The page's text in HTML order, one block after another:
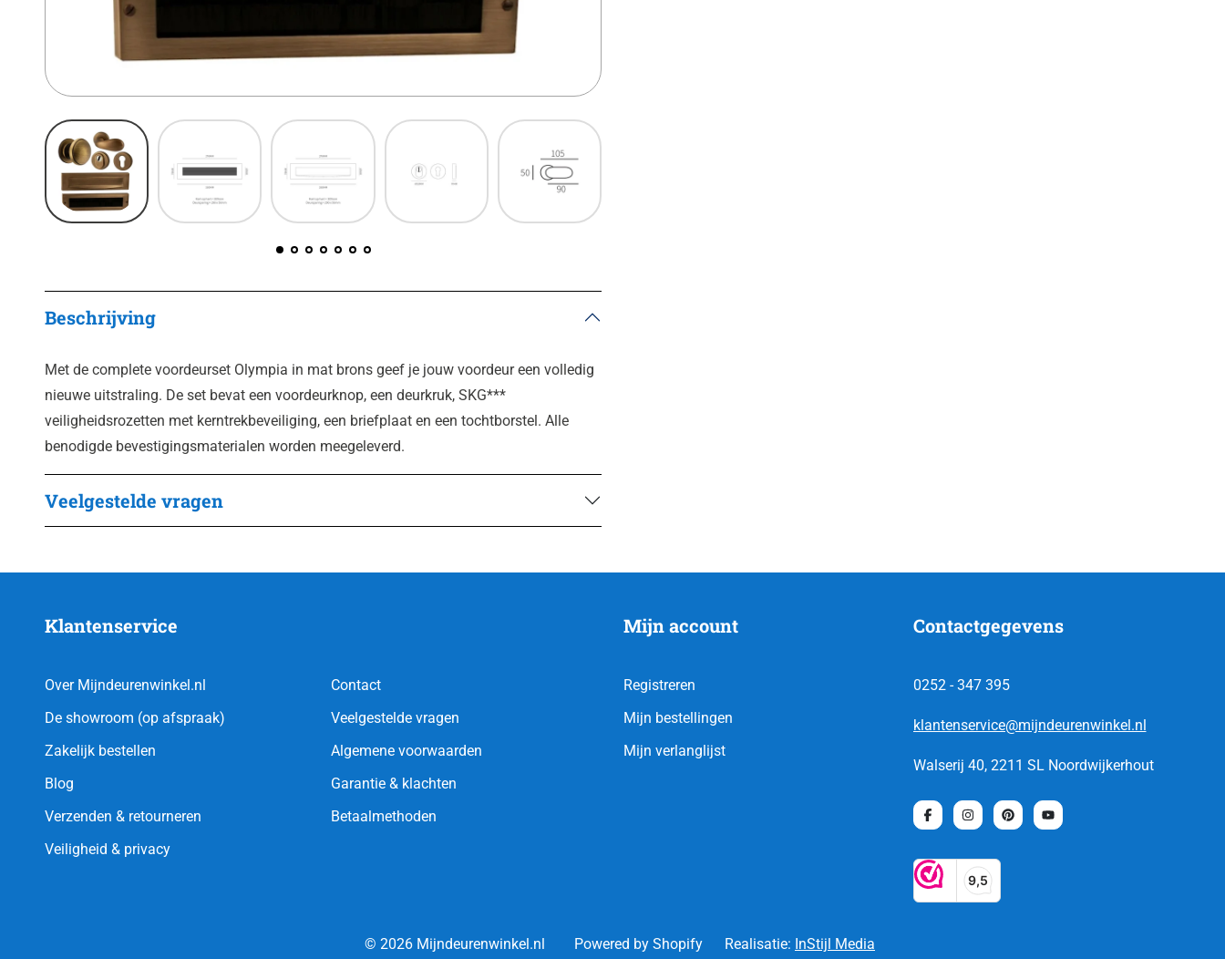
Beschrijving
Met de complete voordeurset Olympia in mat brons geef je jouw voordeur een volledig
nieuwe uitstraling. De set bevat een voordeurknop, een deurkruk, SKG***
veiligheidsrozetten met kerntrekbeveiliging, een briefplaat en een tochtborstel. Alle
benodigde bevestigingsmaterialen worden meegeleverd.
Veelgestelde vragen
Klantenservice
Over Mijndeurenwinkel.nl
De showroom (op afspraak)
Zakelijk bestellen
Blog
Verzenden & retourneren
Veiligheid & privacy
Contact
Veelgestelde vragen
Algemene voorwaarden
Garantie & klachten
Betaalmethoden
Mijn account
Registreren
Mijn bestellingen
Mijn verlanglijst
Contactgegevens
0252 - 347 395
klantenservice@mijndeurenwinkel.nl
Walserij 40, 2211 SL Noordwijkerhout
© 2026 Mijndeurenwinkel.nl Powered by Shopify Realisatie: InStijl Media